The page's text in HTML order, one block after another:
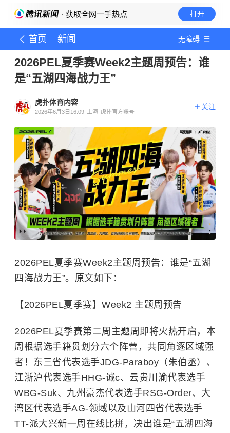
· 获取全网一手热点 打开
首页 新闻 无障碍
2026PEL夏季赛Week2主题周预告：谁
是“五湖四海战力王”
虎扑体育内容
2026年6月3日16:09 上海 虎扑官方账号
关注
2026PEL夏季赛Week2主题周预告：谁是“五湖
四海战力王”。原文如下：
【2026PEL夏季赛】Week2 主题周预告
2026PEL夏季赛第二周主题周即将火热开启，本
周根据选手籍贯划分六个阵营，共同角逐区域强
者！东三省代表选手JDG-Paraboy（朱伯丞）、
江浙沪代表选手HHG-诚c、云贵川渝代表选手
WBG-Suk、九州豪杰代表选手RSG-Order、大
湾区代表选手AG-领域以及山河四省代表选手
TT-派大兴新一周在线比拼，决出谁是“五湖四海